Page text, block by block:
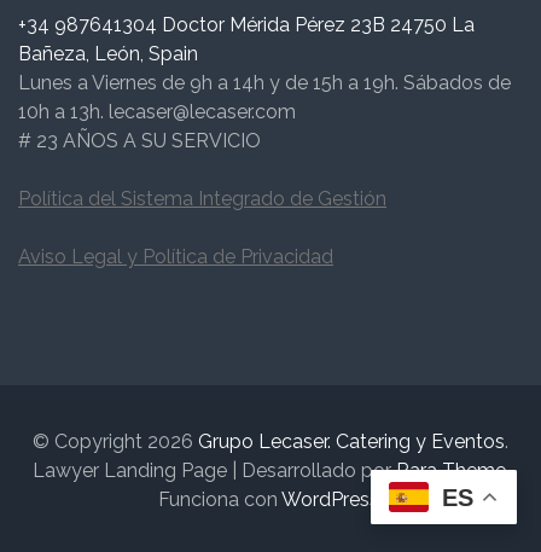
+34 987641304 Doctor Mérida Pérez 23B 24750 La
Bañeza, León, Spain
Lunes a Viernes de 9h a 14h y de 15h a 19h. Sábados de
10h a 13h. lecaser@lecaser.com
# 23 AÑOS A SU SERVICIO
Política del Sistema Integrado de Gestión
Aviso Legal y Política de Privacidad
© Copyright 2026 Grupo Lecaser. Catering y Eventos.
Lawyer Landing Page | Desarrollado porRara Theme.
Funciona con WordPress ES